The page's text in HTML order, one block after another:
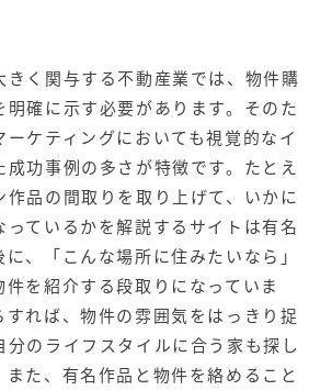
きく関与する不動産業では、物件購
明確に示す必要があります。そのた
ーケティングにおいても視覚的なイ
成功事例の多さが特徴です。たとえ
作品の間取りを取り上げて、いかに
っているかを解説するサイトは有名
、「こんな場所に住みたいなら」
件を紹介する段取りになっていま
すれば、物件の雰囲気をはっきり捉
分のライフスタイルに合う家も探し
また、有名作品と物件を絡めること